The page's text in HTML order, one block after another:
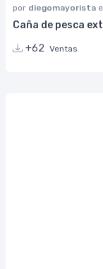
por diegomayorista
Caña de pesca
+62 Ventas